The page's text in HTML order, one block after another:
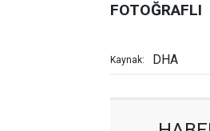
FOTOĞRAFLI
Kaynak: DHA